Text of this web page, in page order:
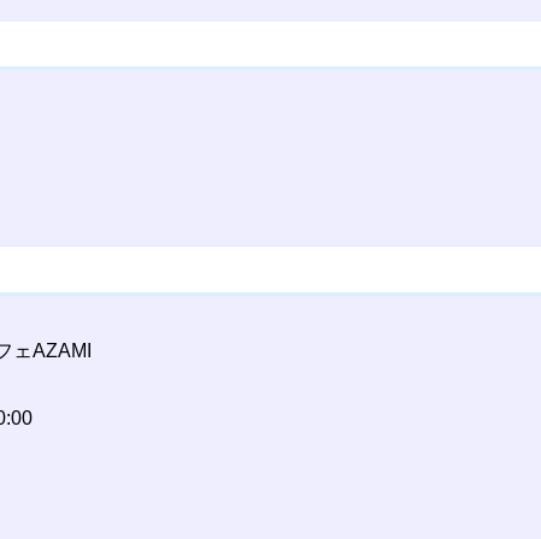
ェAZAMI